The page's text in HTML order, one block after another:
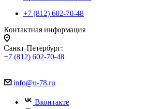
+7 (812) 602-70-48
Контактная информация
Санкт-Петербург:
+7 (812) 602-70-48
info@u-78.ru
Вконтакте